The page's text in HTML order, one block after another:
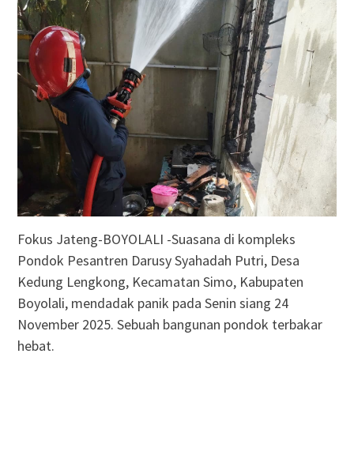
Fokus Jateng-BOYOLALI -Suasana di kompleks
Pondok Pesantren Darusy Syahadah Putri, Desa
Kedung Lengkong, Kecamatan Simo, Kabupaten
Boyolali, mendadak panik pada Senin siang 24
November 2025. Sebuah bangunan pondok terbakar
hebat.